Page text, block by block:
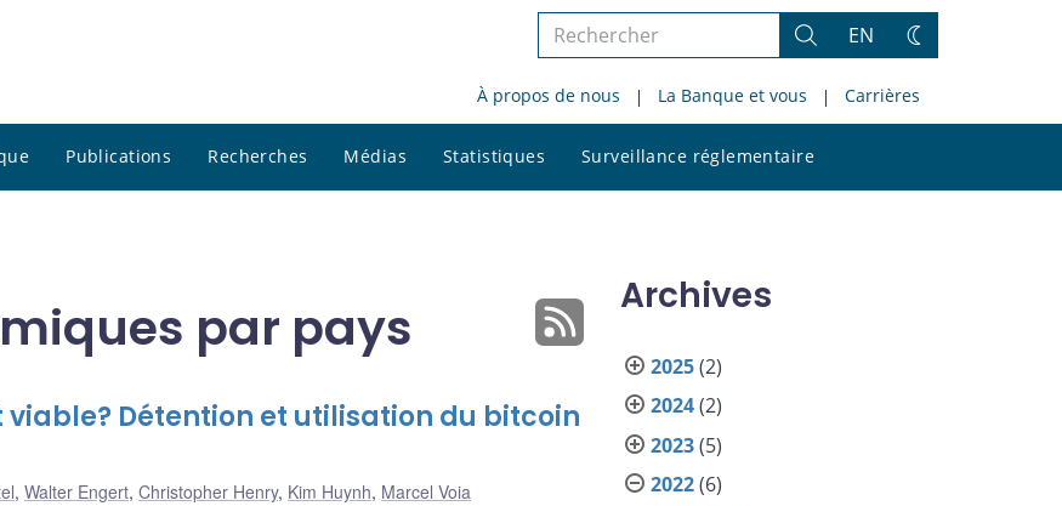
Rechercher
le
site
Rechercher
EN
Changez
thème
À propos de nous La Banque et vous Carrières
Publications Recherches Médias Statistiques Surveillance réglementaire
le
par pays
Détention et utilisation du bitcoin
, Walter Engert, Christopher Henry, Kim Huynh, Marcel Voia
Archives
2025(2)
2024(2)
2023(5)
2022(6)